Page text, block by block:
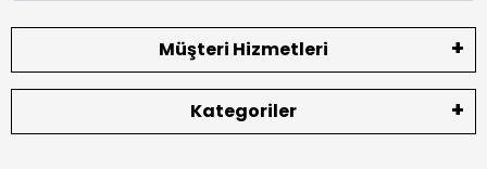
Müşteri Hizmetleri
Kategoriler